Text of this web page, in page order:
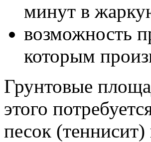
минут в
возможность
которым
Грунтовые
этого
песок